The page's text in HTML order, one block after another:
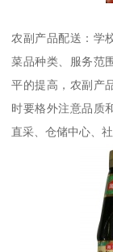
农副产品配送：学
菜品种类、服务范
平的提高，农副产
时要格外注意品质
直采、仓储中心、